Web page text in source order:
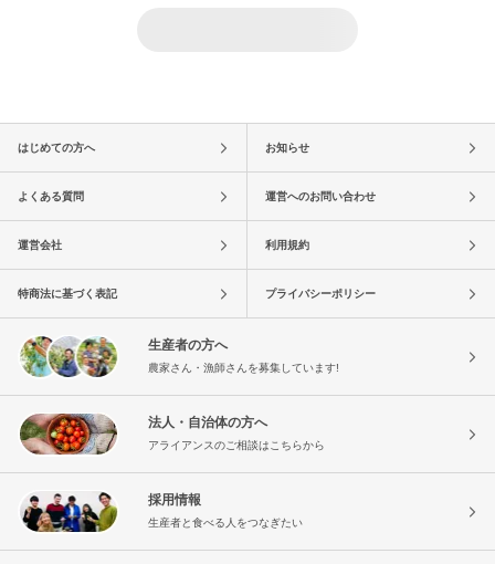
はじめての方へ お知らせ
よくある質問 運営へのお問い合わせ
運営会社 利用規約
特商法に基づく表記 プライバシーポリシー
生産者の方へ
農家さん・漁師さんを募集しています!
法人・自治体の方へ
アライアンスのご相談はこちらから
採用情報
生産者と食べる人をつなぎたい